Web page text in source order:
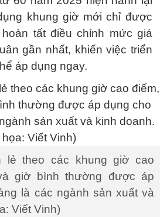
khung giờ mới chỉ được
tất điều chỉnh mức giá
gần nhất, khiến việc triển
áp dụng ngay.
lẻ theo các khung giờ cao
giờ bình thường được áp
là các ngành sản xuất và
Viết Vinh)